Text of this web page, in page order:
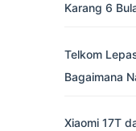
Karang 6
Telkom
Bagaimana
Xiaomi 17T